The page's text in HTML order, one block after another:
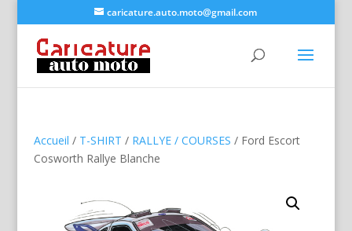
caricature.auto.moto@gmail.com
Accueil / T-SHIRT / RALLYE / COURSES / Ford Escort
Cosworth Rallye Blanche